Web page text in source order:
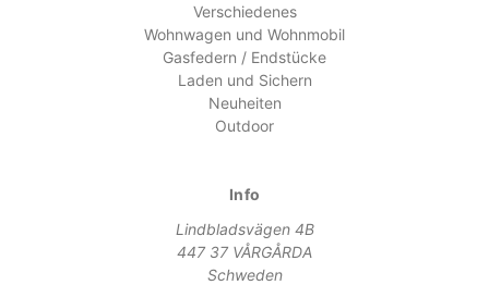
Verschiedenes
Wohnwagen und Wohnmobil
Gasfedern / Endstücke
Laden und Sichern
Neuheiten
Outdoor
Info
Lindbladsvägen 4B
447 37 VÅRGÅRDA
Schweden